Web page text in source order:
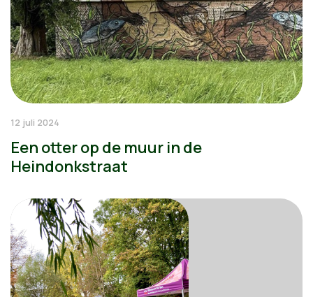
12 juli 2024
Een otter op de muur in de
Heindonkstraat